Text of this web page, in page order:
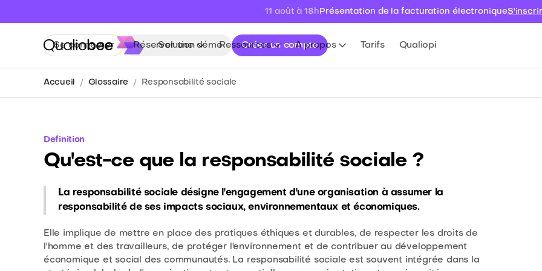
11 août à 18h Présentation de la facturation électronique
Solution Ressources A propos Tarifs Qualiopi
Se connecter Réserver une démo Créer un compte
Accueil Glossaire Responsabilité sociale
Definition
Qu'est-ce que la responsabilité sociale ?
La responsabilité sociale désigne l'engagement d'une organisation à assumer la
responsabilité de ses impacts sociaux, environnementaux et économiques.
Elle implique de mettre en place des pratiques éthiques et durables, de respecter les droits de
l'homme et des travailleurs, de protéger l'environnement et de contribuer au développement
économique et social des communautés. La responsabilité sociale est souvent intégrée dans la